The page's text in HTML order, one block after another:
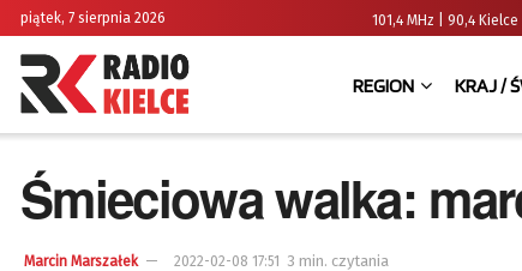
piątek, 7 sierpnia 2026 101,4 MHz | 90,4
REGION KRAJ /
Śmieciowa walka:
Marcin Marszałek 2022-02-08 17:51 3 min. czytania